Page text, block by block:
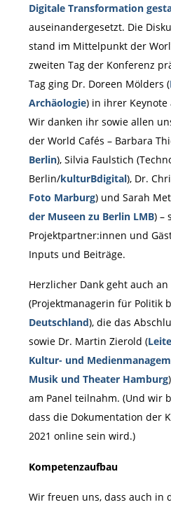
Digitale Transformation
auseinandergesetzt. Die
stand im Mittelpunkt der
zweiten Tag der Konferenz
Tag ging Dr. Doreen Mölders (
Archäologie) in ihrer
Wir danken ihr sowie allen
der World Cafés – Barbara
Berlin), Silvia Faulstich
Berlin/kulturBdigital), Dr.
Foto Marburg) und Sarah
der Museen zu Berlin LMB) –
Projektpartner:innen und
Inputs und Beiträge.
Herzlicher Dank geht auch
(Projektmanagerin für Politik
Deutschland), die das
sowie Dr. Martin Zierold (
Kultur- und
Musik und Theater Hamburg
am Panel teilnahm. (Und wir
dass die Dokumentation der
2021 online sein wird.)
Kompetenzaufbau
Wir freuen uns, dass auch in